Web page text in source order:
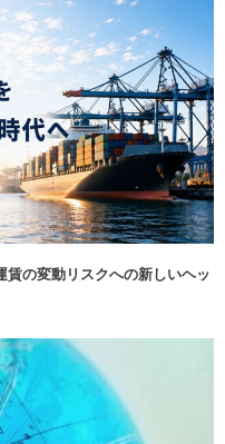
の変動リスクへの新しいヘッ